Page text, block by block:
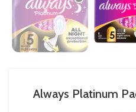
Always Platinum